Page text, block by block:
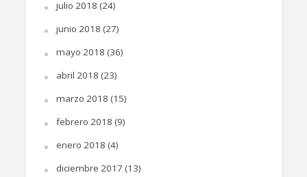
julio 2018 (24)
junio 2018 (27)
mayo 2018 (36)
abril 2018 (23)
marzo 2018 (15)
febrero 2018 (9)
enero 2018 (4)
diciembre 2017 (13)